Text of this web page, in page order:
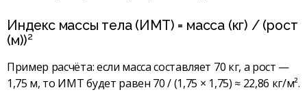
Индекс массы тела (ИМТ) = масса (кг) / (рост
(м))²
Пример расчёта: если масса составляет 70 кг, а рост —
1,75 м, то ИМТ будет равен 70 / (1,75 × 1,75) ≈ 22,86 кг/м².